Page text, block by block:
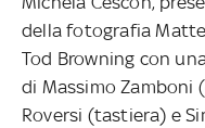
della fotografia
Tod Browning con
di Massimo Zamboni
Roversi (tastiera) e